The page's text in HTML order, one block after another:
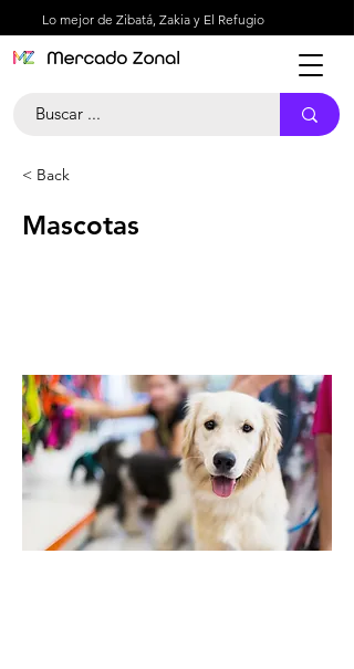
Lo mejor de Zibatá, Zakia y El Refugio
< Back
Mascotas